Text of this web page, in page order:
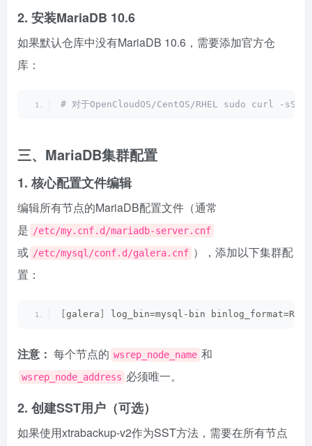
2. 安装MariaDB 10.6
如果默认仓库中没有MariaDB 10.6，需要添加官方仓
库：
# 对于OpenCloudOS/CentOS/RHEL sudo curl
三、MariaDB集群配置
1. 核心配置文件编辑
编辑所有节点的MariaDB配置文件（通常
是 /etc/my.cnf.d/mariadb-server.cnf
或 /etc/mysql/conf.d/galera.cnf ），添加以下集群配
置：
galera log_bin=mysql-bin
注意： 每个节点的 wsrep_node_name 和
wsrep_node_address 必须唯一。
2. 创建SST用户（可选）
如果使用xtrabackup-v2作为SST方法，需要在所有节点